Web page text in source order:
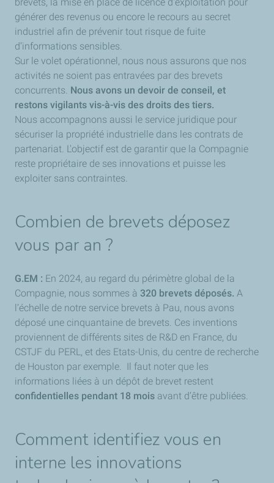
générer des revenus ou encore le recours au secret
industriel afin de prévenir tout risque de fuite
d’informations sensibles.
Sur le volet opérationnel, nous nous assurons que nos
activités ne soient pas entravées par des brevets
concurrents. Nous avons un devoir de conseil, et
restons vigilants vis-à-vis des droits des tiers.
Nous accompagnons aussi le service juridique pour
sécuriser la propriété industrielle dans les contrats de
partenariat. L'objectif est de garantir que la Compagnie
reste propriétaire de ses innovations et puisse les
exploiter sans contraintes.
Combien de brevets déposez
vous par an ?
G.EM : En 2024, au regard du périmètre global de la
Compagnie, nous sommes à 320 brevets déposés. A
l’échelle de notre service brevets à Pau, nous avons
déposé une cinquantaine de brevets. Ces inventions
proviennent de différents sites de R&D en France, du
CSTJF du PERL, et des Etats-Unis, du centre de recherche
de Houston par exemple. Il faut noter que les
informations liées à un dépôt de brevet restent
confidentielles pendant 18 mois avant d’être publiées.
Comment identifiez vous en
interne les innovations